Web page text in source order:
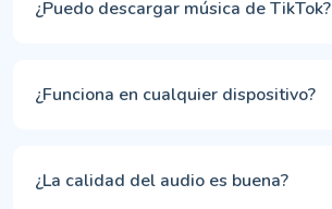
¿Puedo descargar música de TikTok?
¿Funciona en cualquier dispositivo?
¿La calidad del audio es buena?